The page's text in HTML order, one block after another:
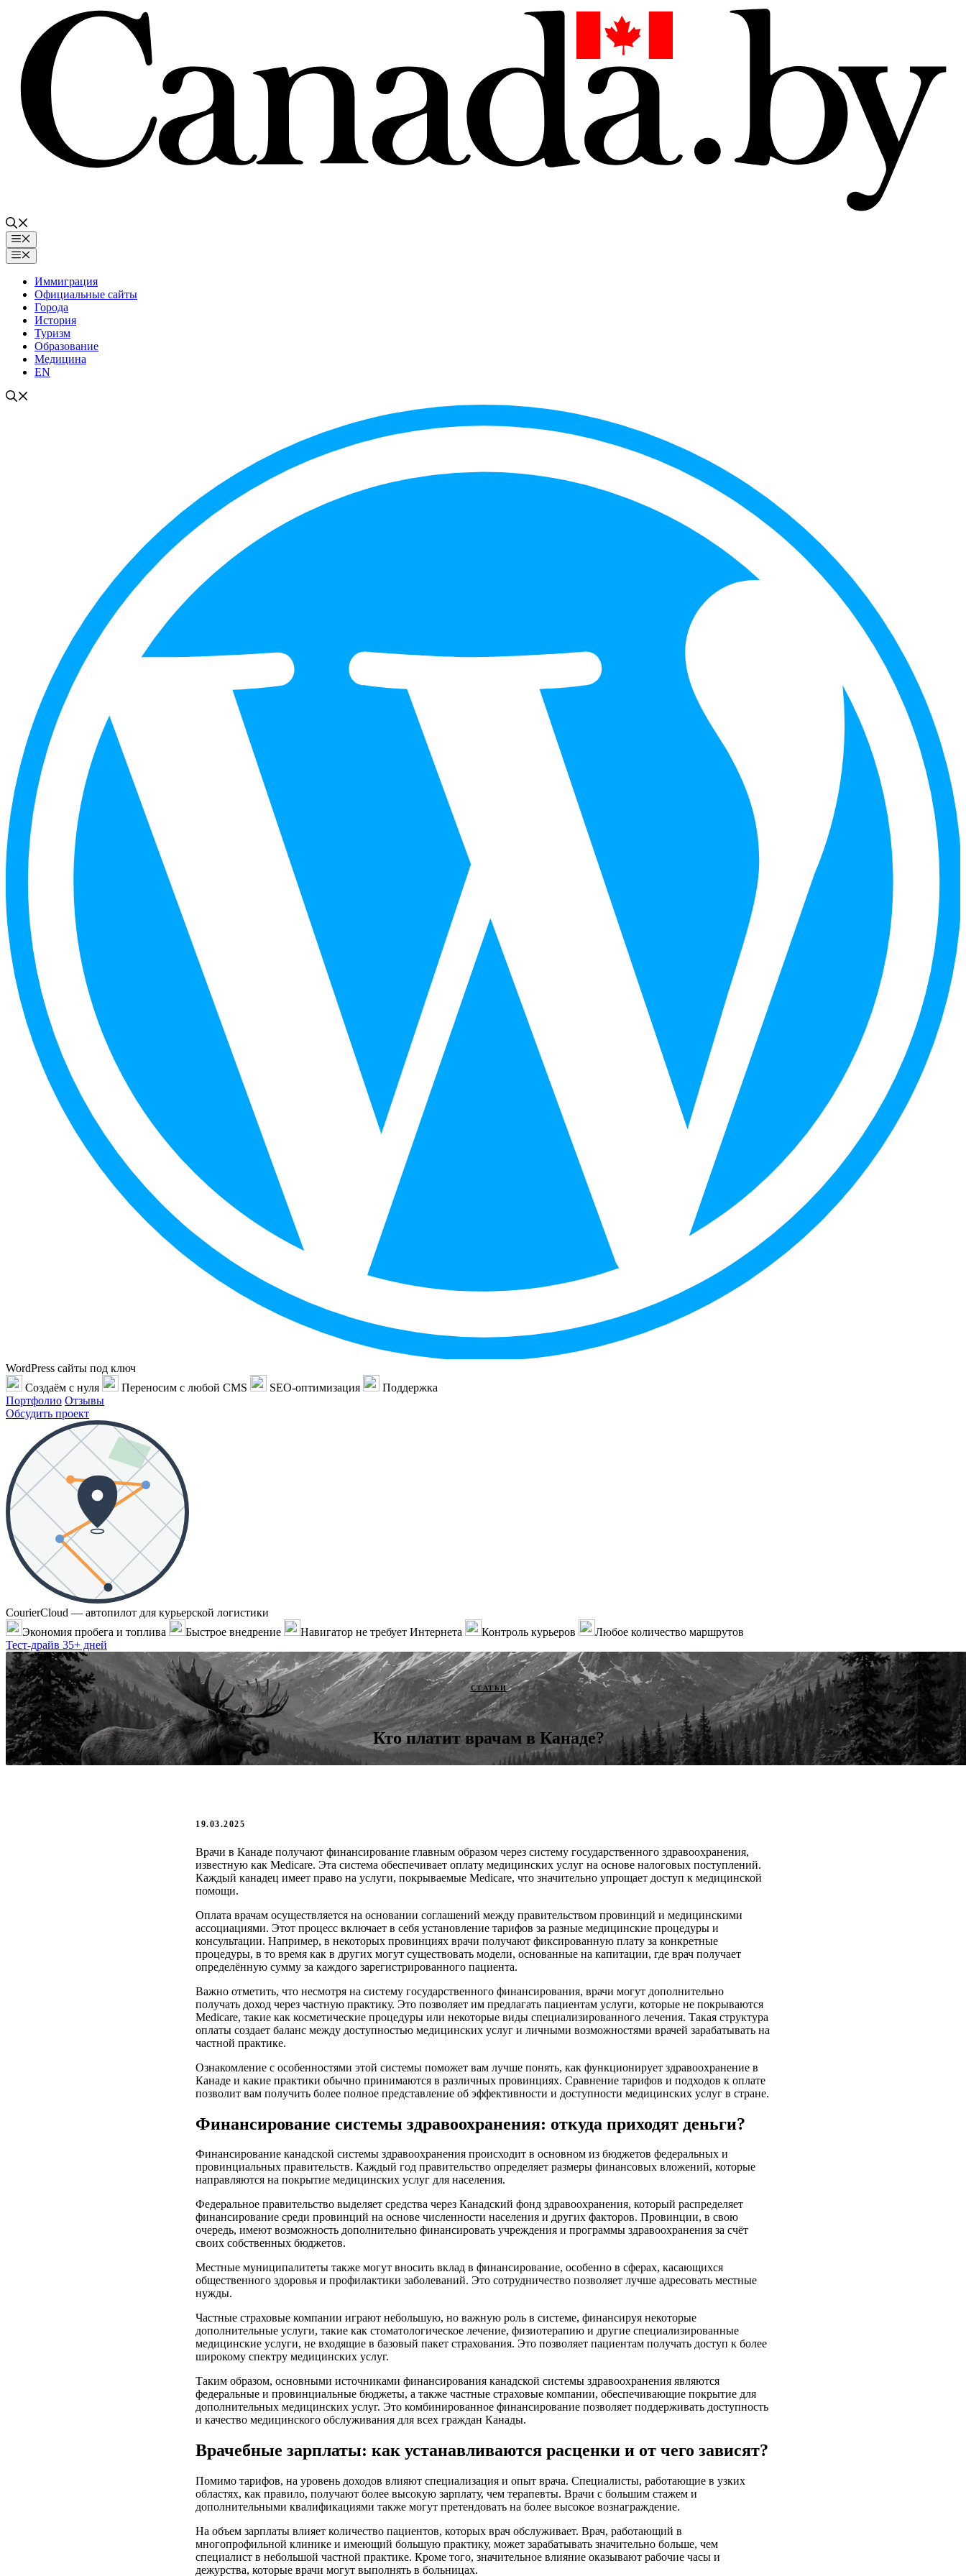
содержимому
Меню
Меню
Иммиграция
Официальные сайты
Города
История
Туризм
Образование
Медицина
EN
WordPress сайты под ключ
Создаём с нуля
Переносим с любой CMS SEO-оптимизация
Поддержка
Портфолио Отзывы
Обсудить проект
CourierCloud — автопилот для курьерской логистики
Экономия пробега и топлива
Быстрое внедрение Навигатор не требует Интернета Контроль курьеров
Любое количество маршрутов
Тест-драйв 35+ дней
СТАТЬИ
Кто платит врачам в Канаде?
19.03.2025
Врачи в Канаде получают финансирование главным образом через систему государственного здравоохранения,
известную как Medicare. Эта система обеспечивает оплату медицинских услуг на основе налоговых поступлений.
Каждый канадец имеет право на услуги, покрываемые Medicare, что значительно упрощает доступ к медицинской
помощи.
Оплата врачам осуществляется на основании соглашений между правительством провинций и медицинскими
ассоциациями. Этот процесс включает в себя установление тарифов за разные медицинские процедуры и
консультации. Например, в некоторых провинциях врачи получают фиксированную плату за конкретные
процедуры, в то время как в других могут существовать модели, основанные на капитации, где врач получает
определённую сумму за каждого зарегистрированного пациента.
Важно отметить, что несмотря на систему государственного финансирования, врачи могут дополнительно
получать доход через частную практику. Это позволяет им предлагать пациентам услуги, которые не покрываются
Medicare, такие как косметические процедуры или некоторые виды специализированного лечения. Такая структура
оплаты создает баланс между доступностью медицинских услуг и личными возможностями врачей зарабатывать на
частной практике.
Ознакомление с особенностями этой системы поможет вам лучше понять, как функционирует здравоохранение в
Канаде и какие практики обычно принимаются в различных провинциях. Сравнение тарифов и подходов к оплате
позволит вам получить более полное представление об эффективности и доступности медицинских услуг в стране.
Финансирование системы здравоохранения: откуда приходят деньги?
Финансирование канадской системы здравоохранения происходит в основном из бюджетов федеральных и
провинциальных правительств. Каждый год правительство определяет размеры финансовых вложений, которые
направляются на покрытие медицинских услуг для населения.
Федеральное правительство выделяет средства через Канадский фонд здравоохранения, который распределяет
финансирование среди провинций на основе численности населения и других факторов. Провинции, в свою
очередь, имеют возможность дополнительно финансировать учреждения и программы здравоохранения за счёт
своих собственных бюджетов.
Местные муниципалитеты также могут вносить вклад в финансирование, особенно в сферах, касающихся
общественного здоровья и профилактики заболеваний. Это сотрудничество позволяет лучше адресовать местные
нужды.
Частные страховые компании играют небольшую, но важную роль в системе, финансируя некоторые
дополнительные услуги, такие как стоматологическое лечение, физиотерапию и другие специализированные
медицинские услуги, не входящие в базовый пакет страхования. Это позволяет пациентам получать доступ к более
широкому спектру медицинских услуг.
Таким образом, основными источниками финансирования канадской системы здравоохранения являются
федеральные и провинциальные бюджеты, а также частные страховые компании, обеспечивающие покрытие для
дополнительных медицинских услуг. Это комбинированное финансирование позволяет поддерживать доступность
и качество медицинского обслуживания для всех граждан Канады.
Врачебные зарплаты: как устанавливаются расценки и от чего зависят?
Помимо тарифов, на уровень доходов влияют специализация и опыт врача. Специалисты, работающие в узких
областях, как правило, получают более высокую зарплату, чем терапевты. Врачи с большим стажем и
дополнительными квалификациями также могут претендовать на более высокое вознаграждение.
На объем зарплаты влияет количество пациентов, которых врач обслуживает. Врач, работающий в
многопрофильной клинике и имеющий большую практику, может зарабатывать значительно больше, чем
специалист в небольшой частной практике. Кроме того, значительное влияние оказывают рабочие часы и
дежурства, которые врачи могут выполнять в больницах.